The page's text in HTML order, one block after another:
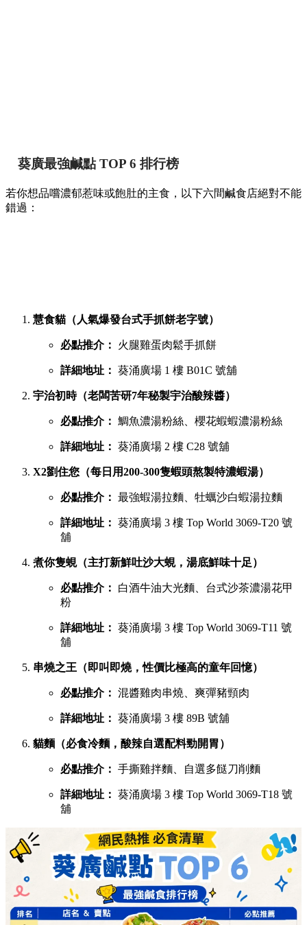
葵廣最強鹹點 TOP 6 排行榜
若你想品嚐濃郁惹味或飽肚的主食，以下六間鹹食店絕對不能
錯過：
慧食貓（人氣爆發台式手抓餅老字號）
必點推介： 火腿雞蛋肉鬆手抓餅
詳細地址： 葵涌廣場 1 樓 B01C 號舖
宇治初時（老闆苦研7年秘製宇治酸辣醬）
必點推介： 鯛魚濃湯粉絲、櫻花蝦蝦濃湯粉絲
詳細地址： 葵涌廣場 2 樓 C28 號舖
X2劉住您（每日用200-300隻蝦頭熬製特濃蝦湯）
必點推介： 最強蝦湯拉麵、牡蠣沙白蝦湯拉麵
詳細地址： 葵涌廣場 3 樓 Top World 3069-T20 號
舖
煮你隻蜆（主打新鮮吐沙大蜆，湯底鮮味十足）
必點推介：
白酒牛油大光麵、台式沙茶濃湯花甲
粉
詳細地址： 葵涌廣場 3 樓 Top World 3069-T11 號
舖
串燒之王（即叫即燒，性價比極高的童年回憶）
必點推介： 混醬雞肉串燒、爽彈豬頸肉
詳細地址： 葵涌廣場 3 樓 89B 號舖
貓麵（必食冷麵，酸辣自選配料勁開胃）
必點推介： 手撕雞拌麵、自選多餸刀削麵
詳細地址： 葵涌廣場 3 樓 Top World 3069-T18 號
舖